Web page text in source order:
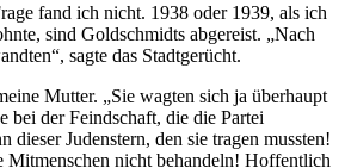
fand ich nicht. 1938 oder 1939, als ich
sind Goldschmidts abgereist.
Nach
, sagte das Stadtgerücht.
Mutter.
Sie wagten sich ja überhaupt
bei der Feindschaft, die die Partei
dieser Judenstern, den sie tragen mussten!
Mitmenschen nicht behandeln! Hoffentlich